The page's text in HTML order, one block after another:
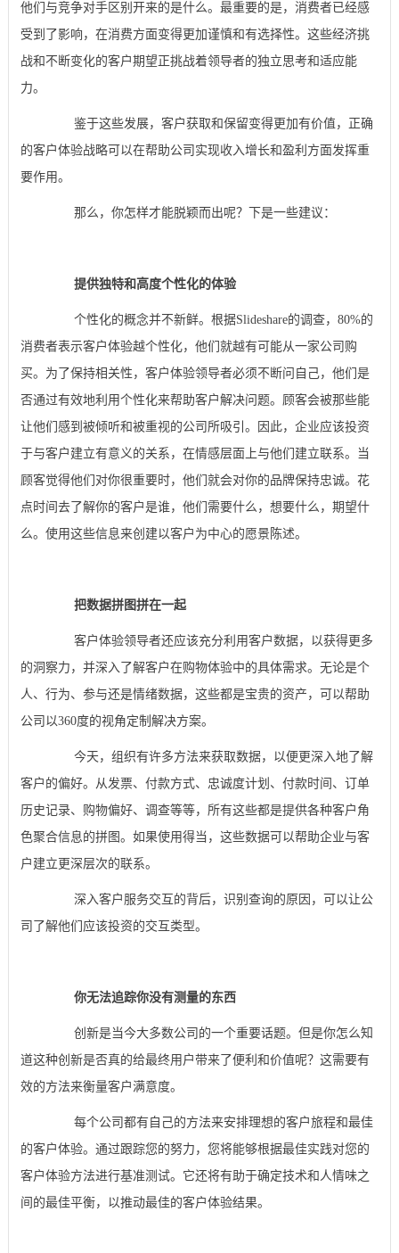
他们与竞争对手区别开来的是什么。最重要的是，消费者已经感
受到了影响，在消费方面变得更加谨慎和有选择性。这些经济挑
战和不断变化的客户期望正挑战着领导者的独立思考和适应能
力。
鉴于这些发展，客户获取和保留变得更加有价值，正确
的客户体验战略可以在帮助公司实现收入增长和盈利方面发挥重
要作用。
那么，你怎样才能脱颖而出呢？下是一些建议：
提供独特和高度个性化的体验
个性化的概念并不新鲜。根据Slideshare的调查，80%的
消费者表示客户体验越个性化，他们就越有可能从一家公司购
买。为了保持相关性，客户体验领导者必须不断问自己，他们是
否通过有效地利用个性化来帮助客户解决问题。顾客会被那些能
让他们感到被倾听和被重视的公司所吸引。因此，企业应该投资
于与客户建立有意义的关系，在情感层面上与他们建立联系。当
顾客觉得他们对你很重要时，他们就会对你的品牌保持忠诚。花
点时间去了解你的客户是谁，他们需要什么，想要什么，期望什
么。使用这些信息来创建以客户为中心的愿景陈述。
把数据拼图拼在一起
客户体验领导者还应该充分利用客户数据，以获得更多
的洞察力，并深入了解客户在购物体验中的具体需求。无论是个
人、行为、参与还是情绪数据，这些都是宝贵的资产，可以帮助
公司以360度的视角定制解决方案。
今天，组织有许多方法来获取数据，以便更深入地了解
客户的偏好。从发票、付款方式、忠诚度计划、付款时间、订单
历史记录、购物偏好、调查等等，所有这些都是提供各种客户角
色聚合信息的拼图。如果使用得当，这些数据可以帮助企业与客
户建立更深层次的联系。
深入客户服务交互的背后，识别查询的原因，可以让公
司了解他们应该投资的交互类型。
你无法追踪你没有测量的东西
创新是当今大多数公司的一个重要话题。但是你怎么知
道这种创新是否真的给最终用户带来了便利和价值呢？这需要有
效的方法来衡量客户满意度。
每个公司都有自己的方法来安排理想的客户旅程和最佳
的客户体验。通过跟踪您的努力，您将能够根据最佳实践对您的
客户体验方法进行基准测试。它还将有助于确定技术和人情味之
间的最佳平衡，以推动最佳的客户体验结果。